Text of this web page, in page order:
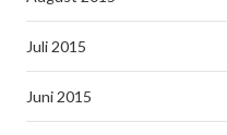
Juli 2015
Juni 2015